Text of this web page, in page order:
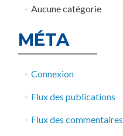
Aucune catégorie
MÉTA
Connexion
Flux des publications
Flux des commentaires